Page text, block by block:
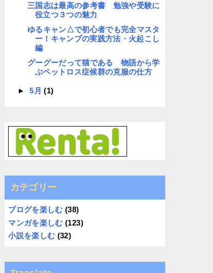
三国志は最高の参考書 勉強や受験に
役立つ３つの魅力
ゆるキャン△で初心者でも完全マスタ
ー！キャンプの実践方法・火起こし
編
グーグーだって猫である 物語から学
ぶペットロス症候群の克服の仕方
►5月(1)
カテゴリー
ブログを楽しむ (38)
マンガを楽しむ (123)
小説を楽しむ (32)